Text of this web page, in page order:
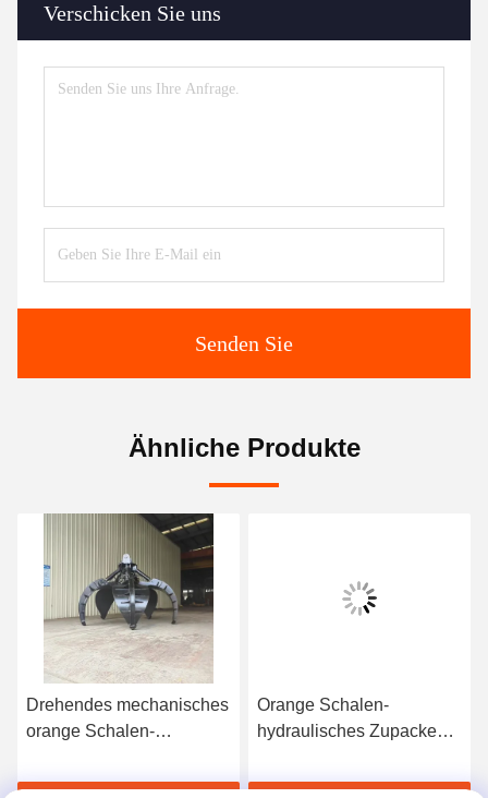
Verschicken Sie uns
Senden Sie
Ähnliche Produkte
Drehendes mechanisches
orange Schalen-
Schrott-Zupacken für
Orange Schalen-
hydraulisches Zupacken
Material Handling